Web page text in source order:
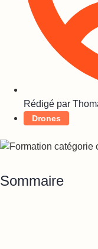
Rédigé par
Drones
Sommaire